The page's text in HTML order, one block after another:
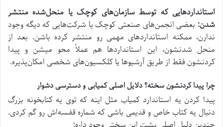
استانداردهایی که توسط سازمان‌های کوچک یا منحل‌شده منتشر
شدن: بعضی انجمن‌های صنعتی کوچک یا شرکت‌هایی که دیگه وجود
ندارن، ممکنه استانداردهای مهمی رو منتشر کرده باشن. بعد از
منحل شدنشون، این استانداردها هم عملاً محو میشن و پیدا
کردنشون فقط از طریق آرشیوها یا کلکسیون‌های شخصی امکان‌پذیره.
چرا پیدا کردنشون سخته؟ دلایل اصلی کمیابی و دسترسی دشوار
پیدا کردن یه استاندارد کمیاب مثل اینه که توی یه کتابخونه بزرگ
دنبال یه کتاب خاص و قدیمی باشی که شماره قفسه‌اش رو گم کردی.